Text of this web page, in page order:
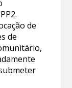
de
de